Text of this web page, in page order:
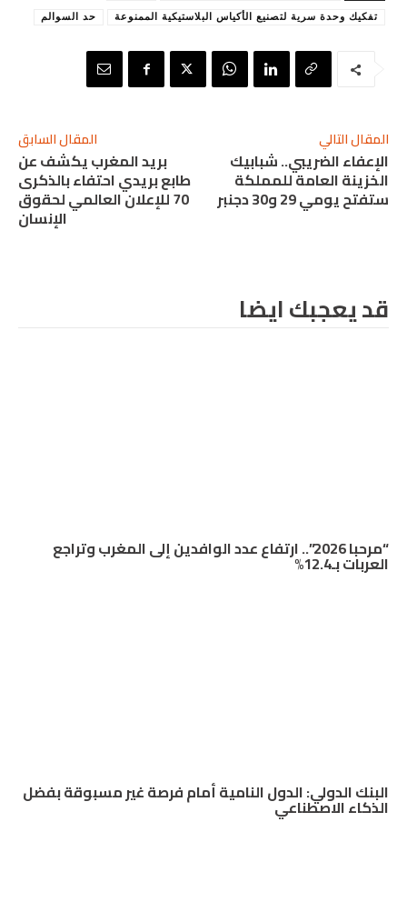
تفكيك وحدة سرية لتصنيع الأكياس البلاستيكية الممنوعة حد السوالم
المقال السابق
بريد المغرب يكشف عن
طابع بريدي احتفاء بالذكرى
70 للإعلان العالمي لحقوق
الإنسان
المقال التالي
الإعفاء الضريبي.. شبابيك
الخزينة العامة للمملكة
ستفتح يومي 29 و30 دجنبر
قد يعجبك ايضا
“مرحبا 2026”.. ارتفاع عدد الوافدين إلى المغرب وتراجع
العربات بـ12.4%
البنك الدولي: الدول النامية أمام فرصة غير مسبوقة بفضل
الذكاء الاصطناعي